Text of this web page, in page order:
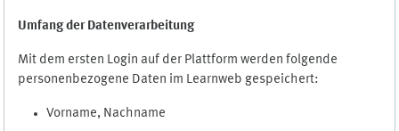
Umfang der Datenverarbeitung
Mit dem ersten Login auf der Plattform werden folgende
personenbezogene Daten im Learnweb gespeichert:
Vorname, Nachname